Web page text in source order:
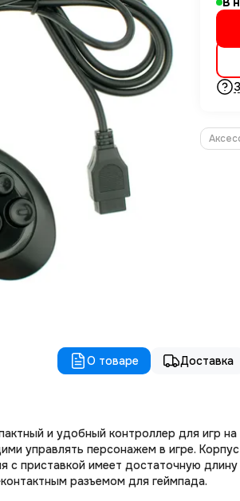
О товаре Доставка
и удобный контроллер для игр
управлять персонажем в игре.
с приставкой имеет достаточную
разъемом для геймпада.